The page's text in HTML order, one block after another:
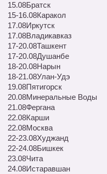
15.08Братск
15-16.08Каракол
17.08Иркутск
17.08Владикавказ
17-20.08Ташкент
17-20.08Душанбе
18-20.08Нарын
18-21.08Улан-Удэ
19.08Пятигорск
20.08Минеральные Воды
21.08Фергана
22.08Карши
22.08Москва
22-23.08Худжанд
22-24.08Бишкек
23.08Чита
24.08Истаравшан